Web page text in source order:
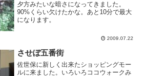
夕方みたいな暗さになってきました。
90%くらい欠けたかな。あと10分で最大
になります。
2009.07.22
させぼ五番街
佐世保に新しく出来たショッピングモー
ルに来ました。いろいろココウォークみ